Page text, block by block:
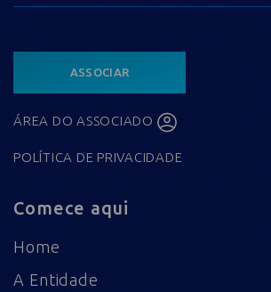
ASSOCIAR
ÁREA DO ASSOCIADO
POLÍTICA DE PRIVACIDADE
Comece aqui
Home
A Entidade